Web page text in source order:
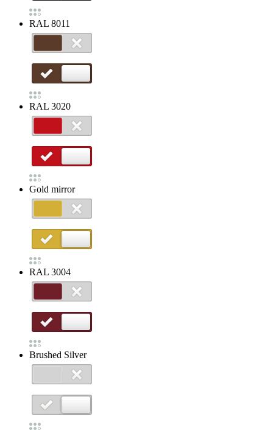
RAL 8011
RAL 3020
Gold mirror
RAL 3004
Brushed Silver